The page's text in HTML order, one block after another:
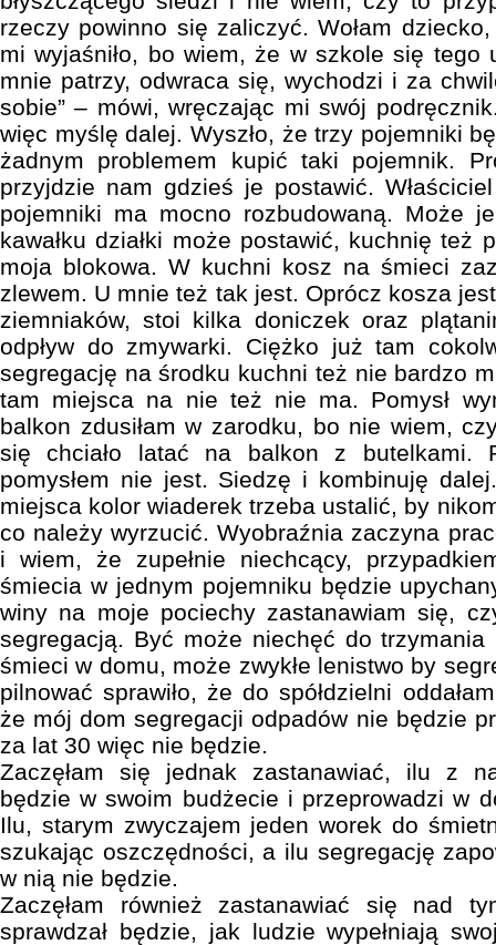
rzeczy powinno się zaliczyć. Wołam
mi wyjaśniło, bo wiem, że w szkole się tego
mnie patrzy, odwraca się, wychodzi i za
sobie” – mówi, wręczając mi swój
więc myślę dalej. Wyszło, że trzy pojemniki
żadnym problemem kupić taki pojemnik.
przyjdzie nam gdzieś je postawić.
pojemniki ma mocno rozbudowaną. Może
kawałku działki może postawić, kuchnię też
moja blokowa. W kuchni kosz na śmieci
zlewem. U mnie też tak jest. Oprócz kosza
ziemniaków, stoi kilka doniczek oraz
odpływ do zmywarki. Ciężko już tam
segregację na środku kuchni też nie bardzo
tam miejsca na nie też nie ma. Pomysł
balkon zdusiłam w zarodku, bo nie wiem,
się chciało latać na balkon z butelkami.
pomysłem nie jest. Siedzę i kombinuję
miejsca kolor wiaderek trzeba ustalić, by
co należy wyrzucić. Wyobraźnia zaczyna
i wiem, że zupełnie niechcący,
śmiecia w jednym pojemniku będzie
winy na moje pociechy zastanawiam się,
segregacją. Być może niechęć do
śmieci w domu, może zwykłe lenistwo by
pilnować sprawiło, że do spółdzielni
że mój dom segregacji odpadów nie będzie
za lat 30 więc nie będzie.
Zaczęłam się jednak zastanawiać, ilu z
będzie w swoim budżecie i przeprowadzi w
Ilu, starym zwyczajem jeden worek do
szukając oszczędności, a ilu segregację
w nią nie będzie.
Zaczęłam również zastanawiać się nad
sprawdzał będzie, jak ludzie wypełniają